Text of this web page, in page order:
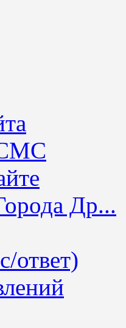
Др...
ответ)